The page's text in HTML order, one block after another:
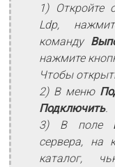
1) Откройте
Ldp,
команду
нажмите
Чтобы
2) В меню
Подключить.
3) В поле
сервера, на
каталог,